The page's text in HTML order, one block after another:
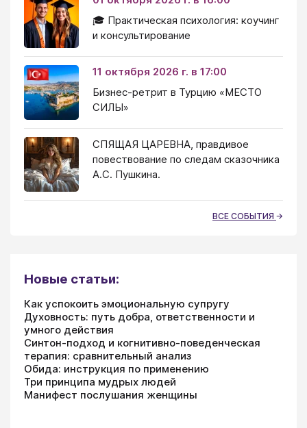
🎓 Практическая психология: коучинг
и консультирование
11 октября 2026 г. в 17:00
Бизнес-ретрит в Турцию «МЕСТО
СИЛЫ»
СПЯЩАЯ ЦАРЕВНА, правдивое
повествование по следам сказочника
А.С. Пушкина.
ВСЕ СОБЫТИЯ
Новые статьи:
Как успокоить эмоциональную супругу
Духовность: путь добра, ответственности и
умного действия
Синтон-подход и когнитивно-поведенческая
терапия: сравнительный анализ
Обида: инструкция по применению
Три принципа мудрых людей
Манифест послушания женщины